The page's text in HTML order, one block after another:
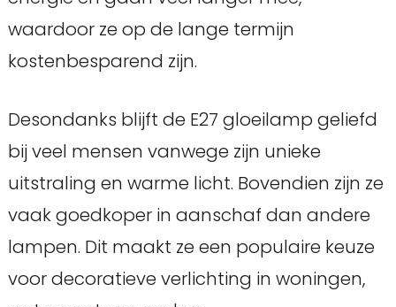
waardoor ze op de lange termijn
kostenbesparend zijn.
Desondanks blijft de E27 gloeilamp geliefd
bij veel mensen vanwege zijn unieke
uitstraling en warme licht. Bovendien zijn ze
vaak goedkoper in aanschaf dan andere
lampen. Dit maakt ze een populaire keuze
voor decoratieve verlichting in woningen,